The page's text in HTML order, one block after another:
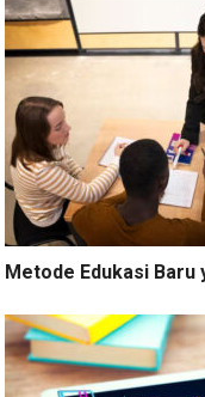
Metode Edukasi Baru